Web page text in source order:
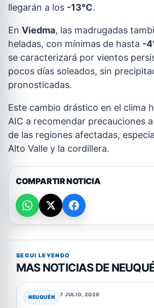
llegarán a los -13°C.
En Viedma, las madrugadas
heladas, con mínimas de hasta -
se caracterizará por vientos
pocos días soleados, sin
pronosticadas.
Este cambio drástico en el clima
AIC a recomendar precauciones
de las regiones afectadas,
Alto Valle y la cordillera.
COMPARTIR NOTICIA
SEGUI LEYENDO
MAS NOTICIAS DE
NEUQUÉN 7 JULIO, 2026